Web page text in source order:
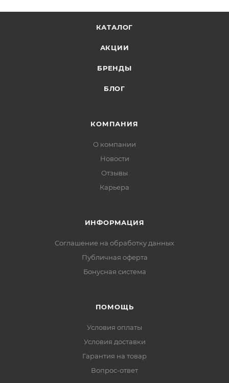
КАТАЛОГ
АКЦИИ
БРЕНДЫ
БЛОГ
КОМПАНИЯ
О компании
Новости
Отзывы
Карьера
ИНФОРМАЦИЯ
Соглашение на обработку данных
Публичная оферта
Бонусная система
ПОМОЩЬ
Условия оплаты
Условия доставки
Гарантия на товар
Вопрос-ответ